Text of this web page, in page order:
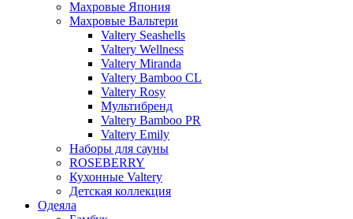
Махровые Япония
Махровые Вальтери
Valtery Seashells
Valtery Wellness
Valtery Miranda
Valtery Bamboo CL
Valtery Rosy
Мультибренд
Valtery Bamboo PR
Valtery Emily
Наборы для сауны
ROSEBERRY
Кухонные Valtery
Детская коллекция
Одеяла